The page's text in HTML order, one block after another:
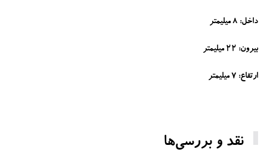
داخل: 8 میلیمتر
بیرون: 22 میلیمتر
ارتفاع: 7 میلیمتر
نقد و بررسی‌ها